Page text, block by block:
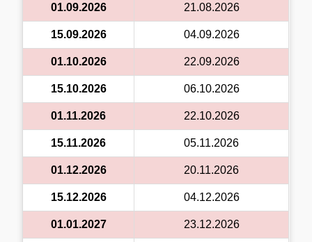
01.09.2026 21.08.2026
15.09.2026 04.09.2026
01.10.2026 22.09.2026
15.10.2026 06.10.2026
01.11.2026 22.10.2026
15.11.2026 05.11.2026
01.12.2026 20.11.2026
15.12.2026 04.12.2026
01.01.2027 23.12.2026